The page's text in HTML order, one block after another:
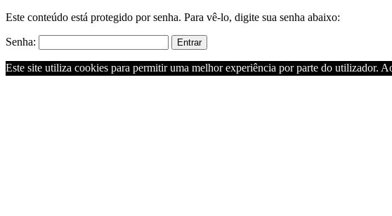
Este conteúdo está protegido por senha. Para vê-lo, digite sua senha abaixo:
Senha:
Este site utiliza cookies para permitir uma melhor experiência por parte do utilizador.